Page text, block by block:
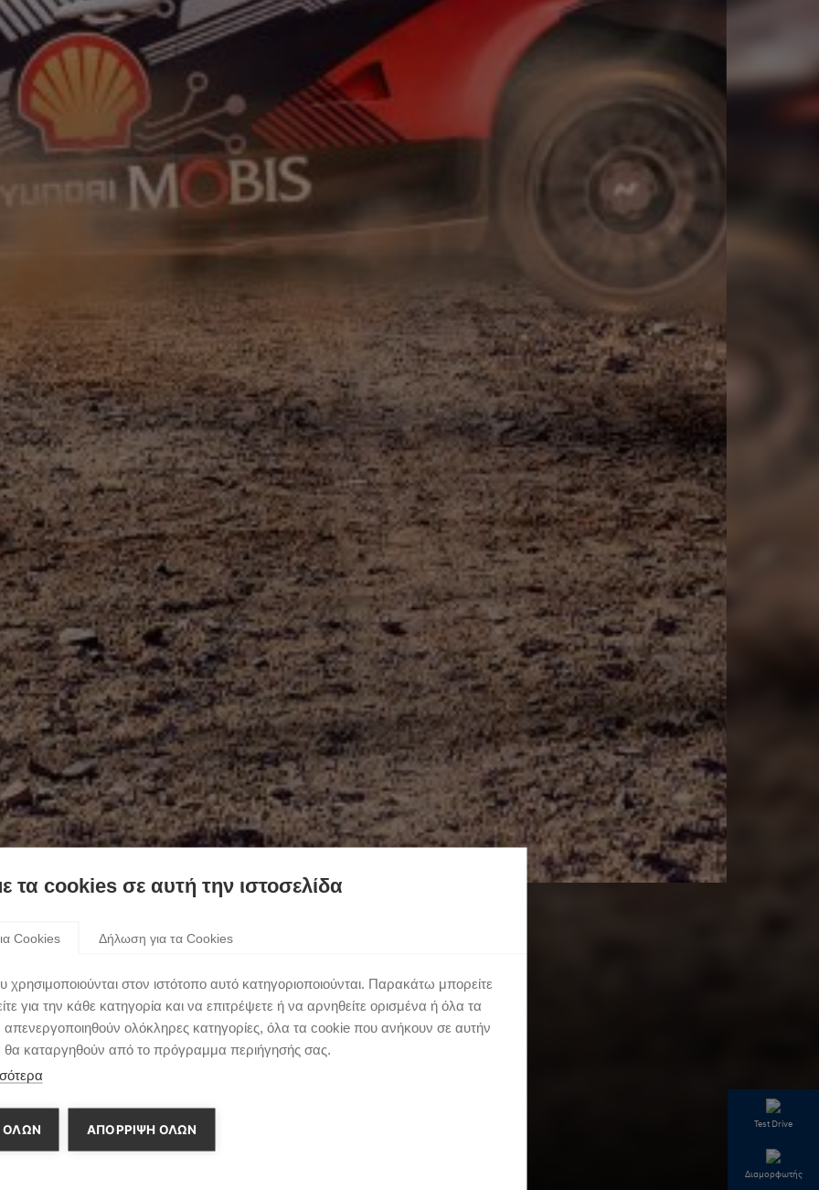
τα cookies σε αυτή την ιστοσελίδα
Cookies Δήλωση για τα Cookies
στον ιστότοπο αυτό κατηγοριοποιούνται. Παρακάτω μπορείτε
για την κάθε κατηγορία και να επιτρέψετε ή να αρνηθείτε ορισμένα ή όλα τα
ολόκληρες κατηγορίες, όλα τα cookie που ανήκουν σε αυτήν
θα καταργηθούν από το πρόγραμμα περιήγησής σας.
ΟΛΩΝ ΑΠΌΡΡΙΨΗ ΌΛΩΝ Test Drive
Διαμορφωτής